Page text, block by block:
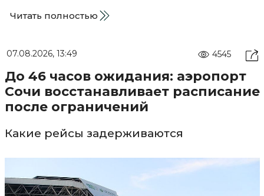
Читать полностью
07.08.2026, 13:49 4545
До 46 часов ожидания: аэропорт
Сочи восстанавливает расписание
после ограничений
Какие рейсы задерживаются